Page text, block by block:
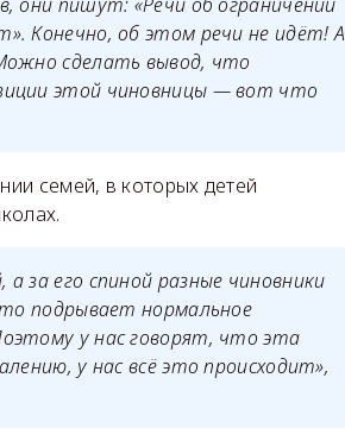
Конечно, об этом речи не идёт! А
сделать вывод, что
этой чиновницы — вот что
семей, в которых детей
за его спиной разные чиновники
подрывает нормальное
у нас говорят, что эта
у нас всё это происходит»,